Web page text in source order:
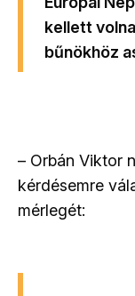
kellett
bűnökhöz
– Orbán Viktor
kérdésemre
mérlegét: